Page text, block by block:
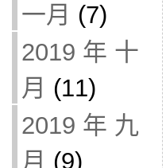
一月 (7)
2019 年 十
月 (11)
2019 年 九
月 (9)